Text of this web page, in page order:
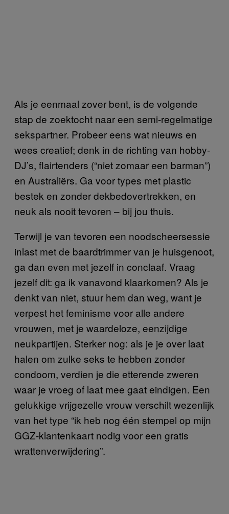
Als je eenmaal zover bent, is de volgende
stap de zoektocht naar een semi-regelmatige
sekspartner. Probeer eens wat nieuws en
wees creatief; denk in de richting van hobby-
DJ’s, flairtenders (“niet zomaar een barman”)
en Australiërs. Ga voor types met plastic
bestek en zonder dekbedovertrekken, en
neuk als nooit tevoren – bij jou thuis.
Terwijl je van tevoren een noodscheersessie
inlast met de baardtrimmer van je huisgenoot,
ga dan even met jezelf in conclaaf. Vraag
jezelf dit: ga ik vanavond klaarkomen? Als je
denkt van niet, stuur hem dan weg, want je
verpest het feminisme voor alle andere
vrouwen, met je waardeloze, eenzijdige
neukpartijen. Sterker nog: als je je over laat
halen om zulke seks te hebben zonder
condoom, verdien je die etterende zweren
waar je vroeg of laat mee gaat eindigen. Een
gelukkige vrijgezelle vrouw verschilt wezenlijk
van het type “ik heb nog één stempel op mijn
GGZ-klantenkaart nodig voor een gratis
wrattenverwijdering”.